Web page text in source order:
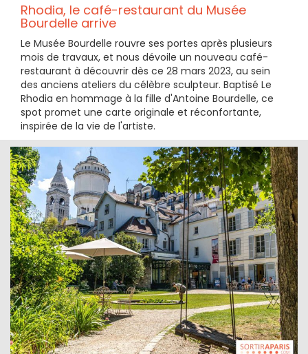
Rhodia, le café-restaurant du Musée
Bourdelle arrive
Le Musée Bourdelle rouvre ses portes après plusieurs
mois de travaux, et nous dévoile un nouveau café-
restaurant à découvrir dès ce 28 mars 2023, au sein
des anciens ateliers du célèbre sculpteur. Baptisé Le
Rhodia en hommage à la fille d'Antoine Bourdelle, ce
spot promet une carte originale et réconfortante,
inspirée de la vie de l'artiste.